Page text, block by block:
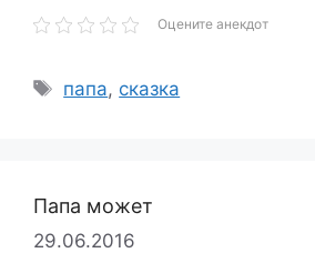
Оцените анекдот
Метки
папа, сказка
Папа может
29.06.2016